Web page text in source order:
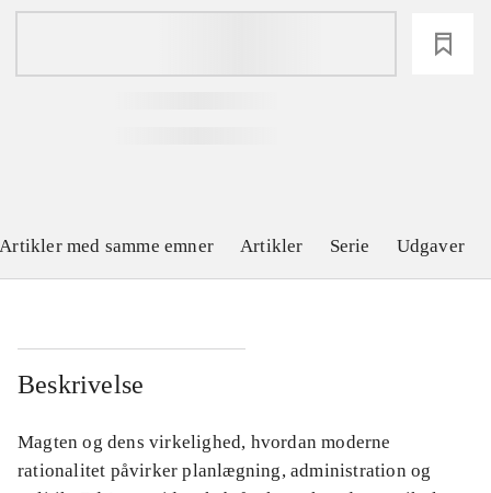
Artikler med samme emner Artikler Serie Udgaver
Beskrivelse
Magten og dens virkelighed, hvordan moderne
rationalitet påvirker planlægning, administration og